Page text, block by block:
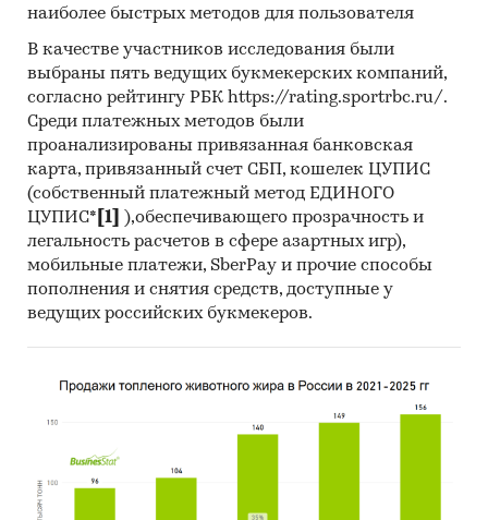
наиболее быстрых методов для пользователя
В качестве участников исследования были
выбраны пять ведущих букмекерских компаний,
согласно рейтингу РБК https://rating.sportrbc.ru/.
Среди платежных методов были
проанализированы привязанная банковская
карта, привязанный счет СБП, кошелек ЦУПИС
(собственный платежный метод ЕДИНОГО
ЦУПИС* [1]
),обеспечивающего прозрачность и
легальность расчетов в сфере азартных игр),
мобильные платежи, SberPay и прочие способы
пополнения и снятия средств, доступные у
ведущих российских букмекеров.